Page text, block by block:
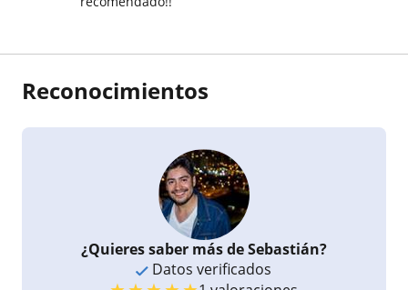
Reconocimientos
¿Quieres saber más de Sebastián?
Datos verificados